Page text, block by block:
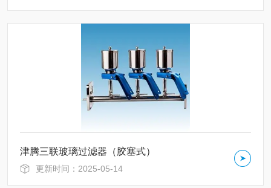
津腾三联玻璃过滤器（胶塞式）
更新时间：2025-05-14